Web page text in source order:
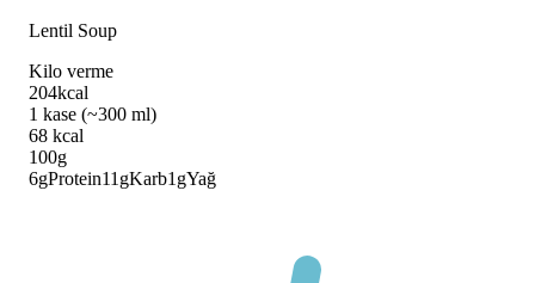
Lentil Soup
Kilo verme
204kcal
1 kase (~300 ml)
68 kcal
100g
6gProtein11 gKarb1 gYağ